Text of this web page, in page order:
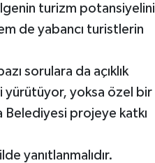
turizm potansiyelini
de yabancı turistlerin
sorulara da açıklık
yürütüyor, yoksa özel bir
Belediyesi projeye katkı
yanıtlanmalıdır.